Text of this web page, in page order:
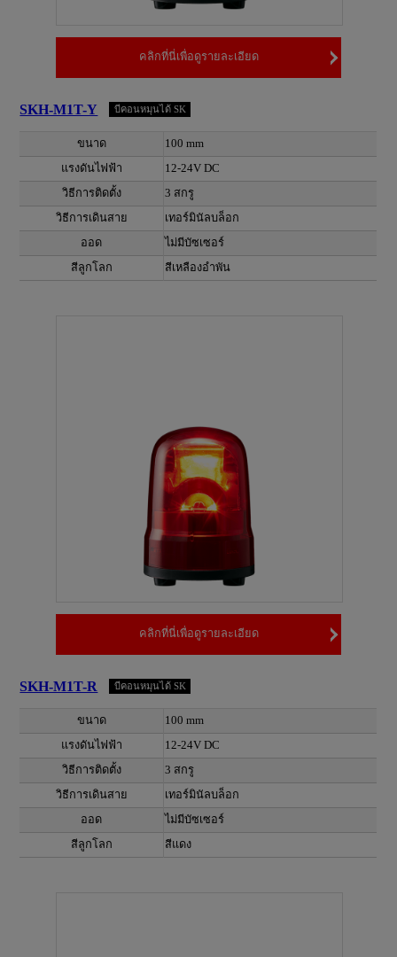
คลิกที่นี่เพื่อดูรายละเอียด
SKH-M1T-Y บีคอนหมุนได้ SK
ขนาด
100 mm
แรงดันไฟฟ้า
12-24V DC
วิธีการติดตั้ง
3 สกรู
วิธีการเดินสาย
เทอร์มินัลบล็อก
ออด
ไม่มีบัซเซอร์
สีลูกโลก
สีเหลืองอำพัน
คลิกที่นี่เพื่อดูรายละเอียด
SKH-M1T-R บีคอนหมุนได้ SK
ขนาด
100 mm
แรงดันไฟฟ้า
12-24V DC
วิธีการติดตั้ง
3 สกรู
วิธีการเดินสาย
เทอร์มินัลบล็อก
ออด
ไม่มีบัซเซอร์
สีลูกโลก
สีแดง